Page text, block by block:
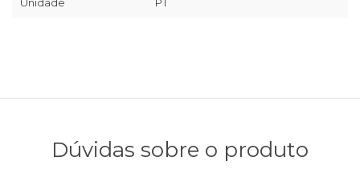
Unidade PT
Dúvidas sobre o produto